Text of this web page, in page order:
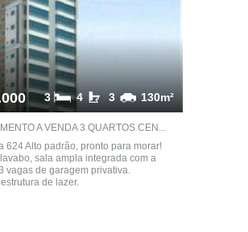
130m²
3
4
3
A VENDA 3 QUARTOS CEN...
624 Alto padrão, pronto para morar!
sala ampla integrada com a
vagas de garagem privativa.
de lazer.